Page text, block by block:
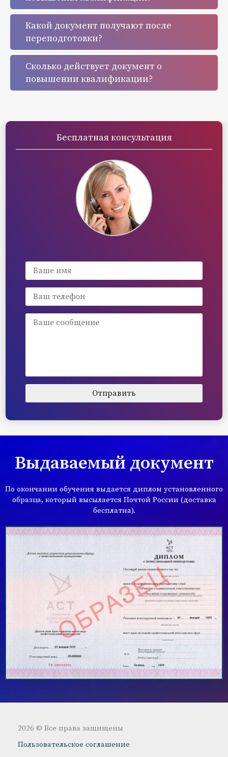
Какой документ получают после
переподготовки?
Сколько действует документ о
повышении квалификации?
Бесплатная консультация
Выдаваемый документ
По окончании обучения выдается диплом установленного
образца, который высылается Почтой России (доставка
бесплатна).
2026 © Все права защищены
Пользовательское соглашение